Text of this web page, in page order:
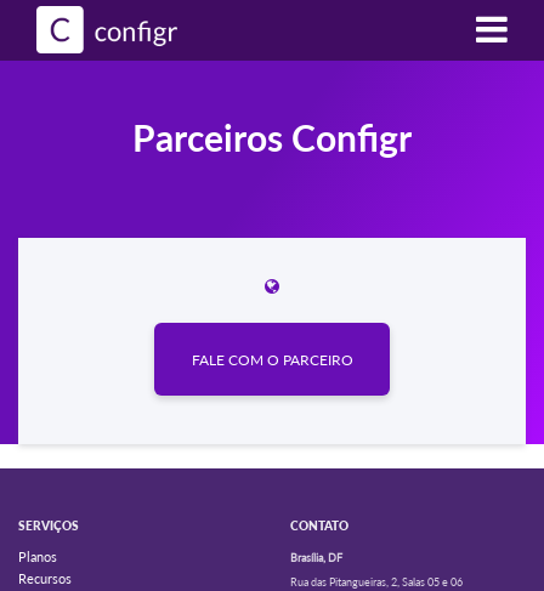
Parceiros Configr
FALE COM O PARCEIRO
SERVIÇOS
Planos
Recursos
CONTATO
Brasília, DF
Rua das Pitangueiras, 2, Salas 05 e 06